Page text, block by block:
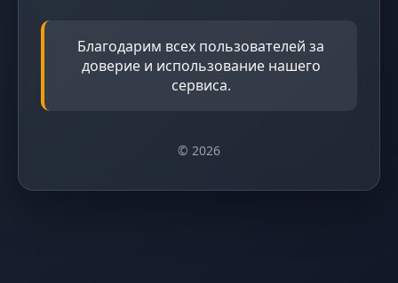
Благодарим всех пользователей за
доверие и использование нашего
сервиса.
© 2026